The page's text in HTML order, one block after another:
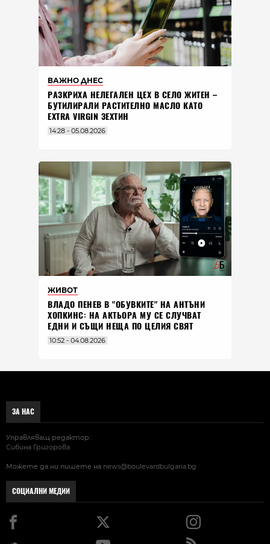
ВАЖНО ДНЕС
РАЗКРИХА НЕЛЕГАЛЕН ЦЕХ В СЕЛО ЖИТЕН –
БУТИЛИРАЛИ РАСТИТЕЛНО МАСЛО КАТО
EXTRA VIRGIN ЗЕХТИН
14:28 - 05.08.2026
ЖИВОТ
ВЛАДO ПЕНЕВ В "ОБУВКИТЕ" НА АНТЪНИ
ХОПКИНС: НА АКТЬОРА МУ СЕ СЛУЧВАТ
ЕДНИ И СЪЩИ НЕЩА ПО ЦЕЛИЯ СВЯТ
10:52 - 04.08.2026
ЗА НАС
Управляващ редактор:
Сибина Григорова
Можете да ни пишете на news@boulevardbulgaria.bg
СОЦИАЛНИ МЕДИИ